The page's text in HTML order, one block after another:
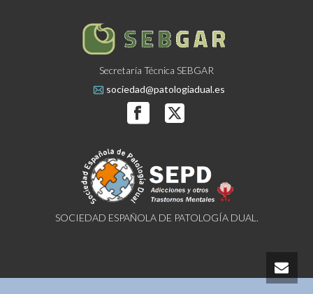
Secretaría Técnica SEBGAR
sociedad@patologiadual.es
SOCIEDAD ESPAÑOLA DE PATOLOGÍA DUAL.